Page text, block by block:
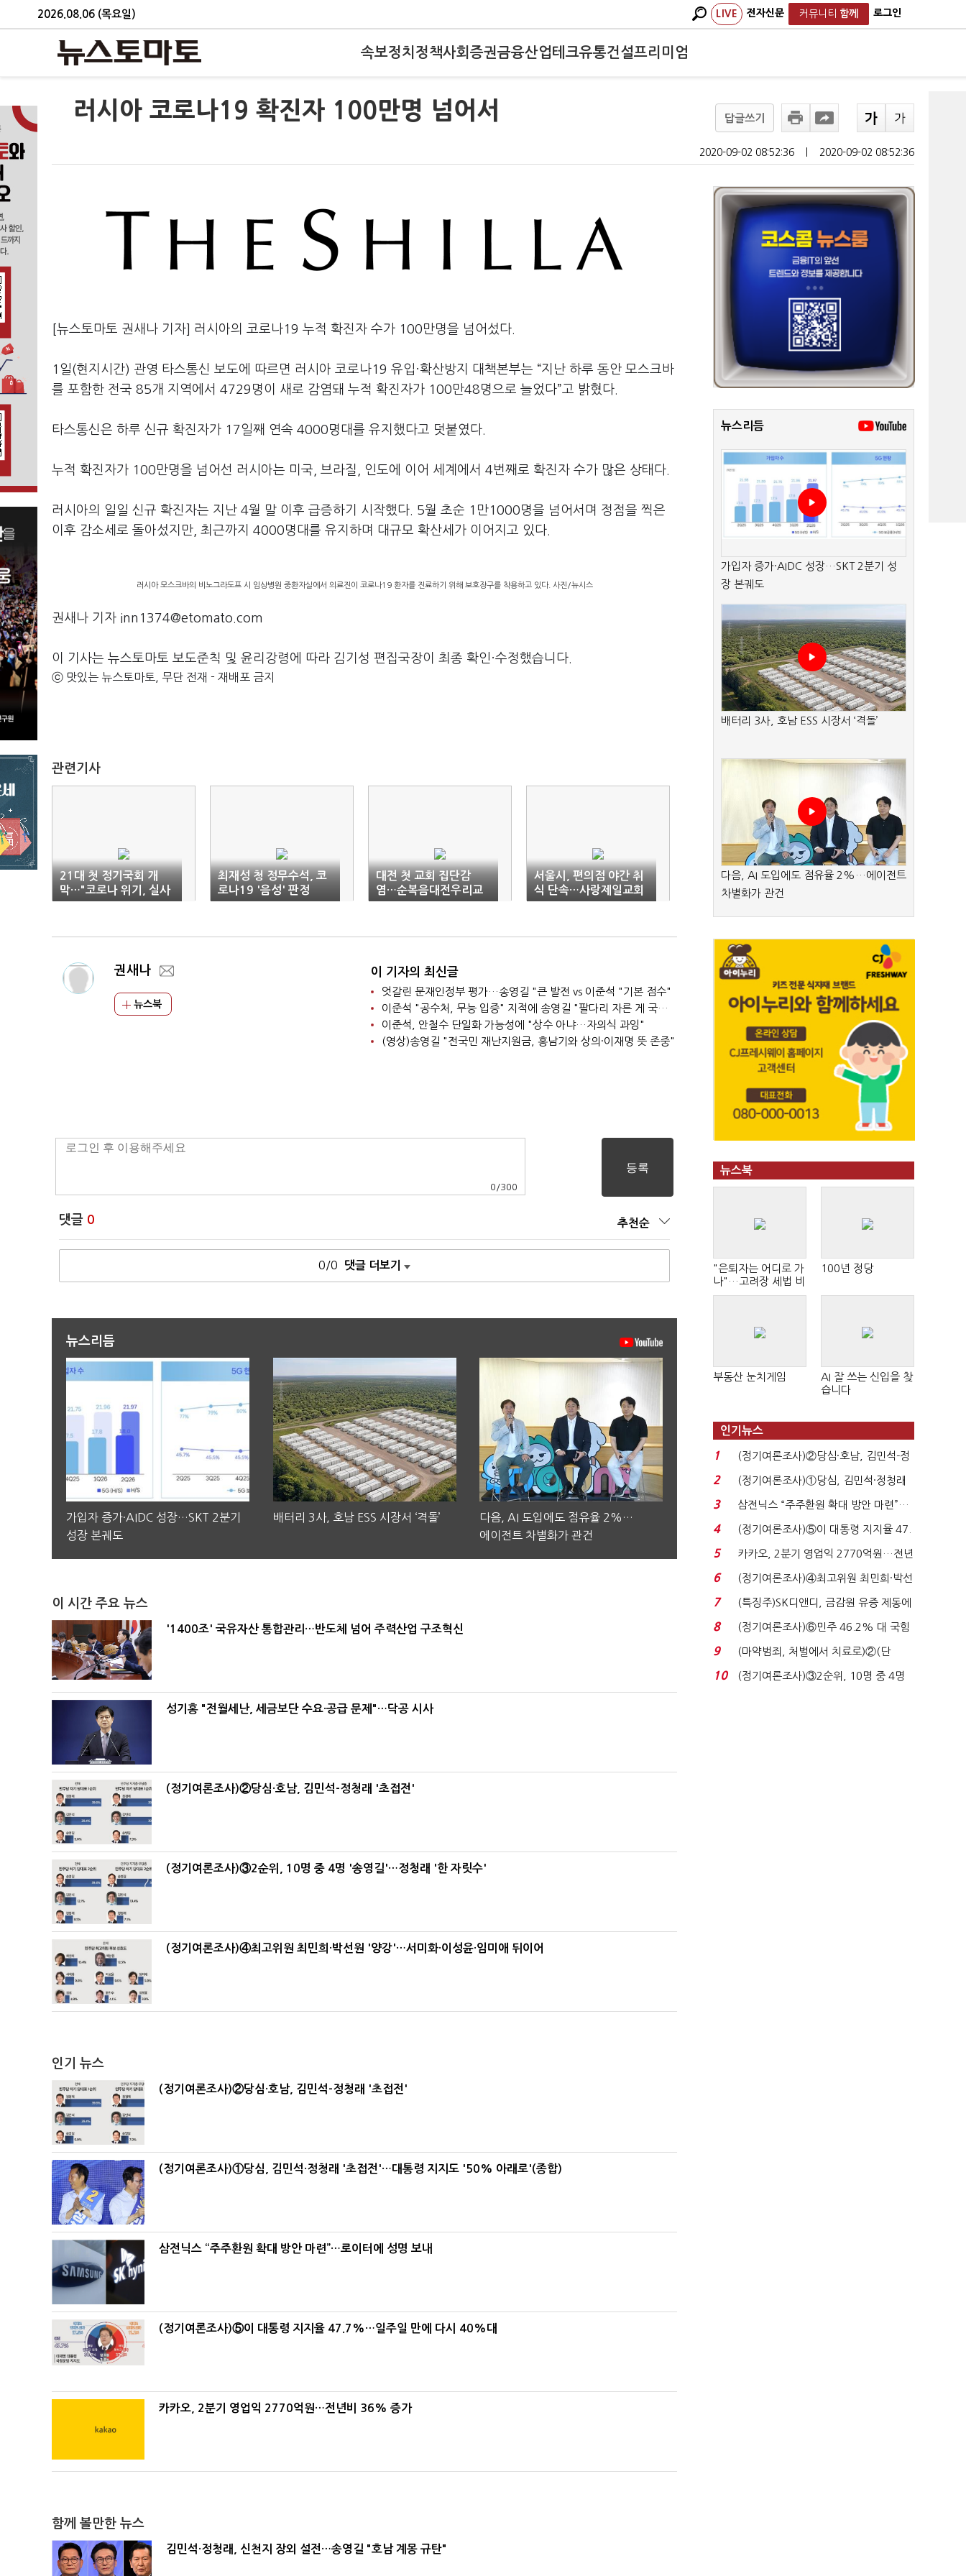
2026.08.06 (목요일) LIVE 전자신문 커뮤니티 함께 로그인
속보정치 정책사회 증권금융산업테크유통건설프리미엄
러시아 코로나19 확진자 100만명 넘어서 답글쓰기
2020-09-02 08:52:36 2020-09-02 08:52:36
[뉴스토마토 권새나 기자] 러시아의 코로나19 누적 확진자 수가 100만명을 넘어섰다
1 일(현지시간) 관영 타스통신 보도에 따르면 러시아 코로나19 유입 ·확산방지 대책본부는 “지난 하루 동안 모스크바
를 포함한 전국 85개 지역에서 4729 명이 새로 감염돼 누적 확진자가 100만48명으로 늘었다”고 밝혔다
타스통신은 하루 신규 확진자가 17일째 연속 4000명대를 유지했다고 덧붙였다
누적 확진자가 100만명을 넘어선 러시아는 미국 브라질 인도에 이어 세계에서 4번째로 확진자 수가 많은 상태다
러시아의 일일 신규 확진자는 지난 4월 말 이후 급증하기 시작했다 . 5월 초순 1 만1000명을 넘어서며 정점을 찍은
이후 감소세로 돌아섰지만 최근까지 4000명대를 유지하며 대규모 확산세가 이어지고 있다
러시아 모스크바의 비노그라도프 시 임상병원 중환자실에서 의료진이 코로나19 환자를 진료하기 위해 보호장구를 착용하고 있다. 사진/뉴시스
권새나 기자 inn1374@etomato.com
이 기사는 뉴스토마토 보도준칙 및 윤리강령에 따라 김기성 편집국장이 최종 확인·수정했습니다.
ⓒ 맛있는 뉴스토마토, 무단 전재 - 재배포 금지
관련기사
21대 첫 정기국회 개
막…"코로나 위기, 실사
구시 국회 만들자"
최재성 청 정무수석, 코
로나19 '음성' 판정
대전 첫 교회 집단감
염…순복음대전우리교
회 11명 확진
서울시, 편의점 야간 취
식 단속…사랑제일교회
구상권 청구
권새나
뉴스북
이 기자의 최신글
엇갈린 문재인정부 평가…송영길 "큰 발전 vs 이준석 "기본 점수"
이준석 "공수처, 무능 입증" 지적에 송영길 "팔다리 자른 게 국민의힘"
이준석, 안철수 단일화 가능성에 "상수 아냐…자의식 과잉"
(영상)송영길 "전국민 재난지원금, 홍남기와 상의·이재명 뜻 존중"
0 /300
댓글 0 추천순
0/0 댓글 더보기
뉴스리듬
가입자 증가·AIDC 성장…SKT 2분기
성장 본궤도
배터리 3사, 호남 ESS 시장서 ‘격돌’
다음, AI 도입에도 점유율 2%…
에이전트 차별화가 관건
이 시간 주요 뉴스
'1400조' 국유자산 통합관리…반도체 넘어 주력산업 구조혁신
성기홍 "전월세난, 세금보단 수요·공급 문제"…닥공 시사
(정기여론조사)②당심·호남, 김민석-정청래 '초접전'
(정기여론조사)③2순위, 10명 중 4명 '송영길'…정청래 '한 자릿수'
(정기여론조사)④최고위원 최민희·박선원 '양강'…서미화·이성윤·임미애 뒤이어
인기 뉴스
(정기여론조사)②당심·호남, 김민석-정청래 '초접전'
(정기여론조사)①당심, 김민석·정청래 '초접전'…대통령 지지도 '50% 아래로'(종합)
삼전닉스 “주주환원 확대 방안 마련”…로이터에 성명 보내
(정기여론조사)⑤이 대통령 지지율 47.7%…일주일 만에 다시 40%대
카카오, 2분기 영업익 2770억원…전년비 36% 증가
함께 볼만한 뉴스
김민석·정청래, 신천지 장외 설전…송영길 "호남 계몽 규탄"
뉴스리듬
가입자 증가·AIDC 성장…SKT 2분기 성
장 본궤도
배터리 3사, 호남 ESS 시장서 ‘격돌’
다음, AI 도입에도 점유율 2%…에이전트
차별화가 관건
뉴스북
"은퇴자는 어디로 가
나"…고려장 세법 비
판 확산
100년 정당
부동산 눈치게임
AI 잘 쓰는 신입을 찾
습니다
인기뉴스
1
(정기여론조사)②당심·호남, 김민석-정
청래 '초접전'...
2
(정기여론조사)①당심, 김민석·정청래
'초접전'…대통령 ...
3
삼전닉스 “주주환원 확대 방안 마련”…
로이터에 성명...
4
(정기여론조사)⑤이 대통령 지지율 47.
7%…일주일 만에 ...
5
카카오, 2분기 영업익 2770억원…전년
비 36% 증가...
6
(정기여론조사)④최고위원 최민희·박선
원 '양강'…서미...
7
(특징주)SK디앤디, 금감원 유증 제동에
장 초반 상한가...
8
(정기여론조사)⑥민주 46.2% 대 국힘
31.0%…오차범위 밖 ...
9
(마약범죄, 처벌에서 치료로)②(단
독)"마약은 전염병…여성...
10
(정기여론조사)③2순위, 10명 중 4명